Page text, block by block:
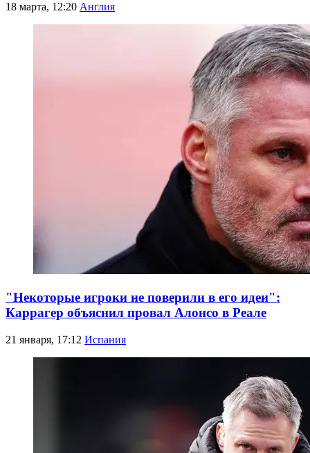
18 марта, 12:20 Англия
"Некоторые игроки не поверили в его идеи":
Каррагер объяснил провал Алонсо в Реале
21 января, 17:12 Испания